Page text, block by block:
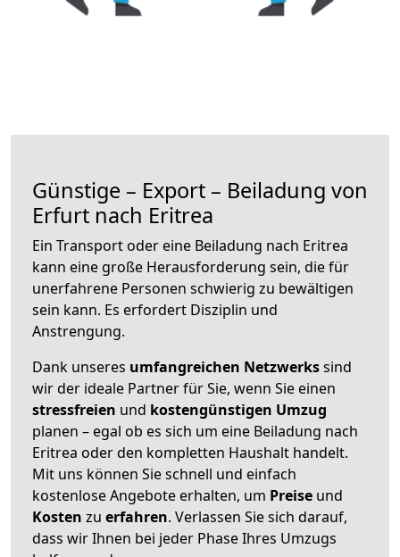
Günstige – Export – Beiladung von
Erfurt nach Eritrea
Ein Transport oder eine Beiladung nach Eritrea
kann eine große Herausforderung sein, die für
unerfahrene Personen schwierig zu bewältigen
sein kann. Es erfordert Disziplin und
Anstrengung.
Dank unseres umfangreichen Netzwerkssind
wir der ideale Partner für Sie, wenn Sie einen
stressfreien und kostengünstigen Umzug
planen – egal ob es sich um eine Beiladung nach
Eritrea oder den kompletten Haushalt handelt.
Mit uns können Sie schnell und einfach
kostenlose Angebote erhalten, um Preise und
Kosten zu erfahren. Verlassen Sie sich darauf,
dass wir Ihnen bei jeder Phase Ihres Umzugs